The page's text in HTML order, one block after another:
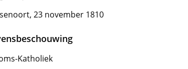
23 november 1810
Katholiek